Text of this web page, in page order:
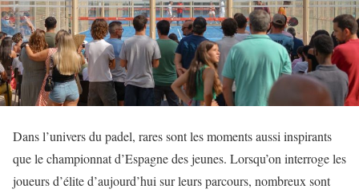
Dans l’univers du padel, rares sont les moments aussi inspirants
que le championnat d’Espagne des jeunes. Lorsqu’on interroge les
joueurs d’élite d’aujourd’hui sur leurs parcours, nombreux sont